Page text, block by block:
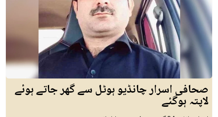
صحافی اسرار چانڈیو ہوٹل سے گھر جاتے ہوئے
لاپتہ ہوگئے